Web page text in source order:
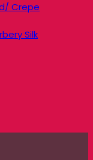
Crepe
Silk